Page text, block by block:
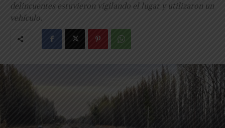
delincuentes estuvieron vigilando el lugar y utilizaron un
vehículo.